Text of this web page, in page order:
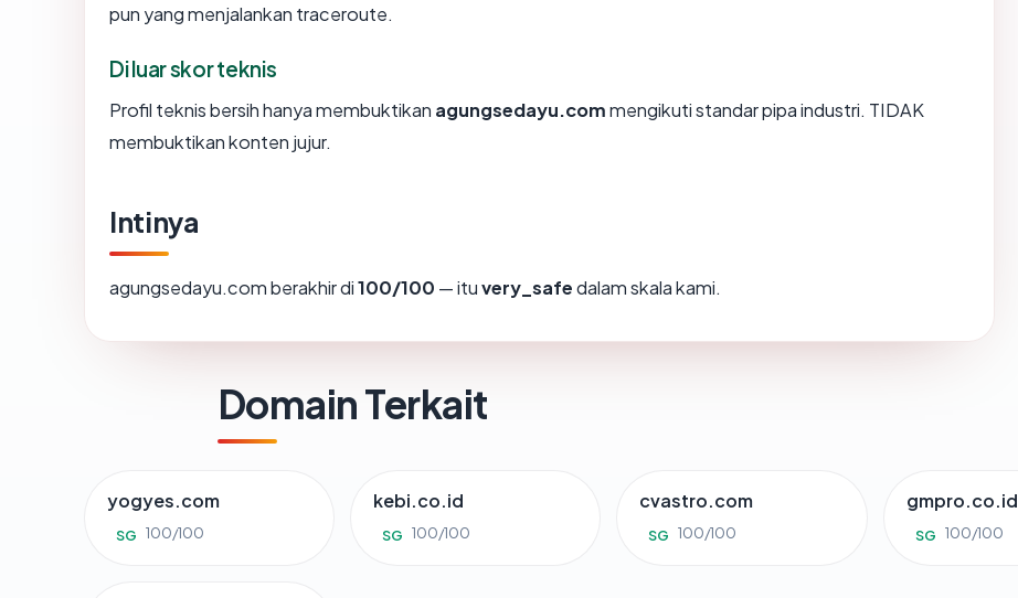
pun yang menjalankan traceroute.
Di luar skor teknis
Profil teknis bersih hanya membuktikan agungsedayu.commengikuti standar pipa industri. TIDAK
membuktikan konten jujur.
Intinya
agungsedayu.com berakhir di100/100 — ituvery_safedalam skala kami.
Domain Terkait
yogyes.com
SG 100/100
kebi.co.id
SG 100/100
cvastro.com
SG 100/100
gmpro.co.id
SG 100/100